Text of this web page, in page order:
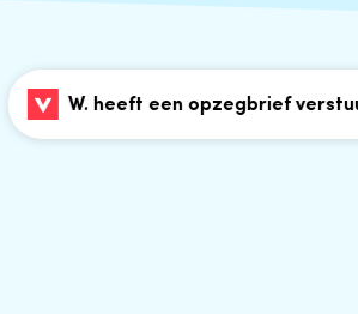
W. heeft een opzegbrief